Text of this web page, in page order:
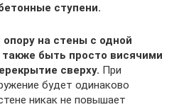
ступени.
на стены с одной
быть просто висячими
сверху. При
будет одинаково
никак не повышает